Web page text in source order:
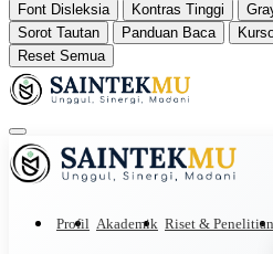
Font Disleksia Kontras Tinggi
Sorot Tautan
Panduan Baca
Reset Semua
Profil Akademik Riset & Penelitian